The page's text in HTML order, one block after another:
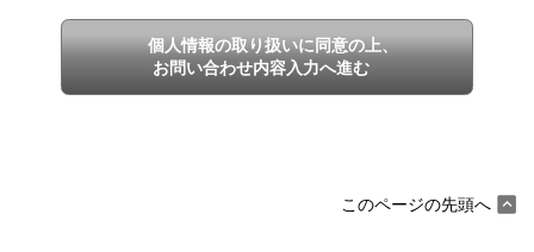
個人情報の取り扱いに同意の上、
お問い合わせ内容入力へ進む
このページの先頭へ